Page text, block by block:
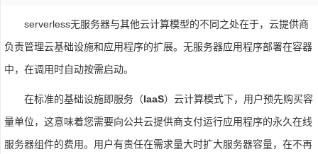
serverless无服务器与其他云计算模型的不同之处在于，云提供商
负责管理云基础设施和应用程序的扩展。无服务器应用程序部署在容器
中，在调用时自动按需启动。
在标准的基础设施即服务（IaaS）云计算模式下，用户预先购买容
量单位，这意味着您需要向公共云提供商支付运行应用程序的永久在线
服务器组件的费用。用户有责任在需求量大时扩大服务器容量，在不再